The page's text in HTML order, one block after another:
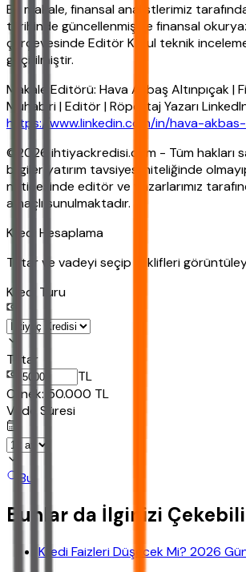
Bu makale, finansal analistlerimiz
tarihinde güncellenmiş ve finansal
çerçevesinde Editör Kurul teknik
geçirilmiştir.
Makale Editörü: Hava Akbaş Altınpıçak |
Muhabiri | Editör | Röportaj Yazarı
https://www.linkedin.com/in/hava-
©2026 ihtiyackredisi.com - Tüm hakları
bilgiler yatırım tavsiyesi niteliğinde
neticesinde editör ve yazarlarımız
amaçlı sunulmaktadır.
Kredi Hesaplama
Tutar ve vadeyi seçip teklifleri
Kredi Turu
Tutar
TL
Ornek: 50.000 TL
Vade Süresi
Bul
Bunlar da İlginizi
Kredi Faizleri Düşecek Mi? 2026